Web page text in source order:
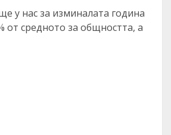
у нас за изминалата година
от средното за общността, а